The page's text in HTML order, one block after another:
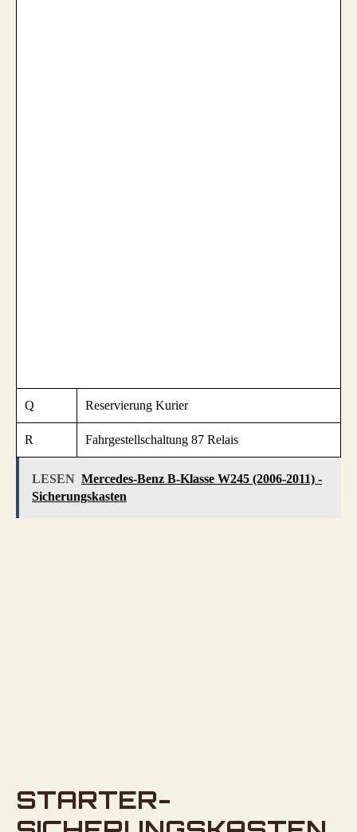
Q Reservierung Kurier
R Fahrgestellschaltung 87 Relais
LESEN Mercedes-Benz B-Klasse W245 (2006-2011) -
Sicherungskasten
STARTER-